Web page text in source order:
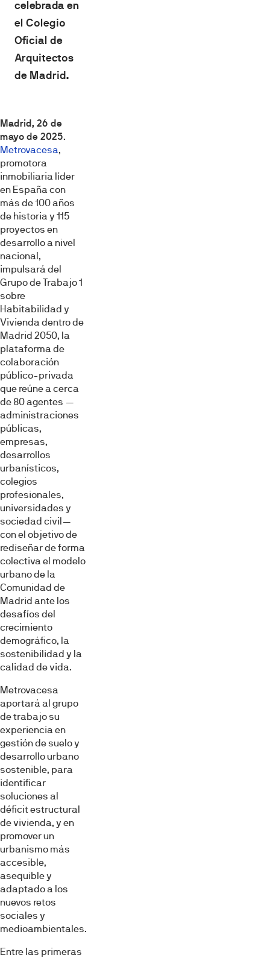
celebrada en
el Colegio
Oficial de
Arquitectos
de Madrid.
Madrid, 26 de
mayo de 2025.
Metrovacesa,
promotora
inmobiliaria líder
en España con
más de 100 años
de historia y 115
proyectos en
desarrollo a nivel
nacional,
impulsará del
Grupo de Trabajo 1
sobre
Habitabilidad y
Vivienda dentro de
Madrid 2050, la
plataforma de
colaboración
público-privada
que reúne a cerca
de 80 agentes —
administraciones
públicas,
empresas,
desarrollos
urbanísticos,
colegios
profesionales,
universidades y
sociedad civil—
con el objetivo de
rediseñar de forma
colectiva el modelo
urbano de la
Comunidad de
Madrid ante los
desafíos del
crecimiento
demográfico, la
sostenibilidad y la
calidad de vida.
Metrovacesa
aportará al grupo
de trabajo su
experiencia en
gestión de suelo y
desarrollo urbano
sostenible, para
identificar
soluciones al
déficit estructural
de vivienda, y en
promover un
urbanismo más
accesible,
asequible y
adaptado a los
nuevos retos
sociales y
medioambientales.
Entre las primeras